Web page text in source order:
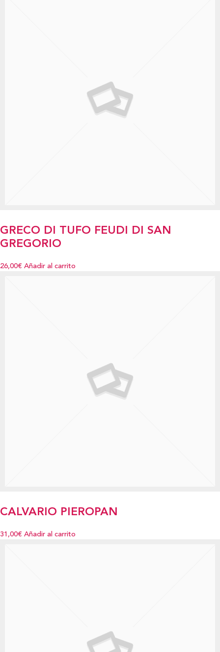
GRECO DI TUFO FEUDI DI SAN
GREGORIO
26,00€ Añadir al carrito
CALVARIO PIEROPAN
31,00€ Añadir al carrito